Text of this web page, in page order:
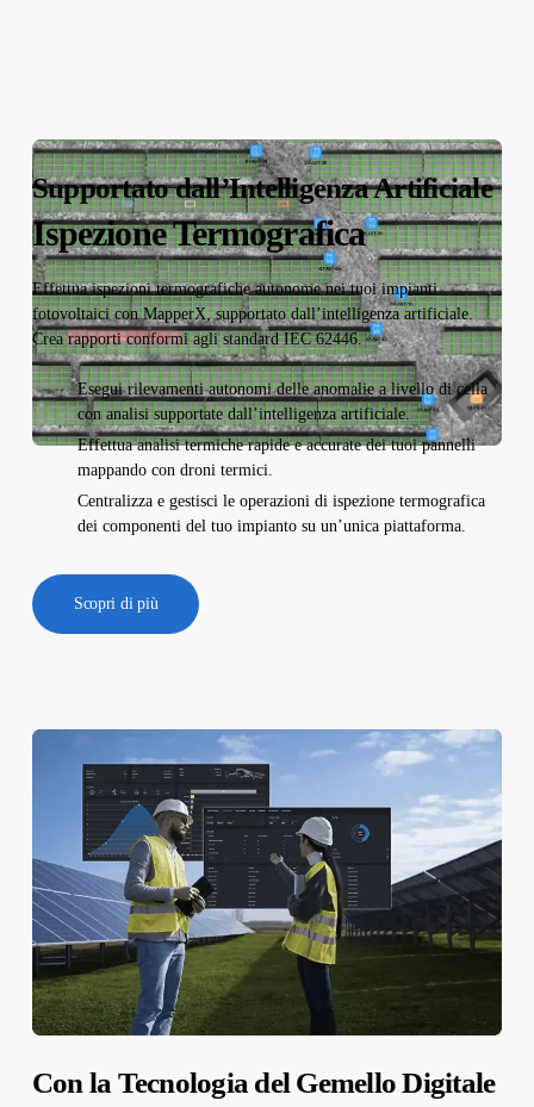
Supportato dall’Intelligenza Artificiale
Ispezione Termografica
Effettua ispezioni termografiche autonome nei tuoi impianti
fotovoltaici con MapperX, supportato dall’intelligenza artificiale.
Crea rapporti conformi agli standard IEC 62446.
Esegui rilevamenti autonomi delle anomalie a livello di cella
con analisi supportate dall’intelligenza artificiale.
Effettua analisi termiche rapide e accurate dei tuoi pannelli
mappando con droni termici.
Centralizza e gestisci le operazioni di ispezione termografica
dei componenti del tuo impianto su un’unica piattaforma.
Scopri di più
Con la Tecnologia del Gemello Digitale